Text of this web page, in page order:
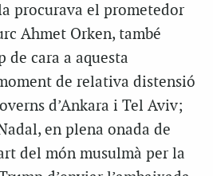
procurava el prometedor
Ahmet Orken, també
de cara a aquesta
de relativa distensió
d’Ankara i Tel Aviv;
en plena onada de
del món musulmà per la